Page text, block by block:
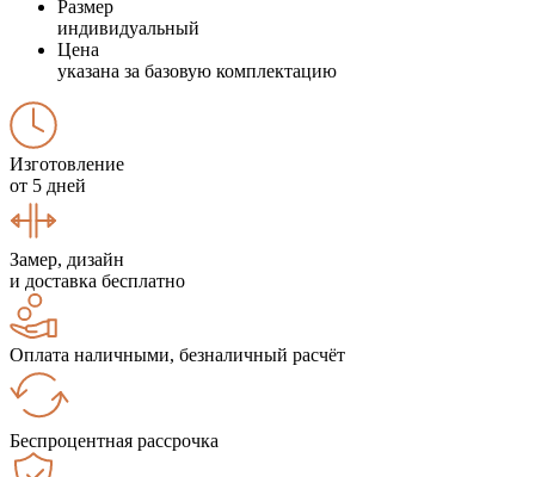
Размер
индивидуальный
Цена
указана за базовую комплектацию
Изготовление
от 5 дней
Замер, дизайн
и доставка бесплатно
Оплата наличными, безналичный расчёт
Беспроцентная рассрочка